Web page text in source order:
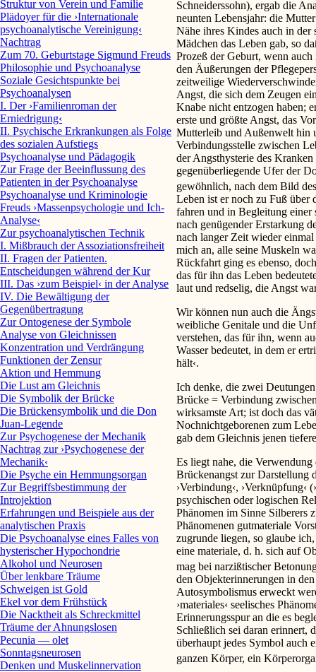
Schneiderssohn), ergab die
neunten Lebensjahr: die
Nähe ihres Kindes auch in der
Mädchen das Leben gab, so
Prozeß der Geburt, wenn
den Äußerungen der
zeitweilige
Angst, die sich dem Zeugen
Knabe nicht entzogen haben;
erste und größte Angst, das
Mutterleib und Außenwelt hin
Verbindungsstelle zwischen
der Angsthysterie des
gegenüberliegende Ufer der
gewöhnlich, nach dem Bild
Leben ist er noch zu Fuß über
fahren und in Begleitung
nach genügender Erstarkung
nach langer Zeit wieder
mich an, alle seine Muskeln
Rückfahrt ging es ebenso,
das für ihn das Leben
laut und redselig, die Angst
Wir können nun auch die
weibliche Genitale und die
verstehen, das für ihn, wenn
Wasser bedeutet, in dem er
hält‹.
Ich denke, die zwei
Brücke = Verbindung
wirksamste Art; ist doch das
Nochnichtgeborenen zum
gab dem Gleichnis jenen
Es liegt nahe, die
Brückenangst zur Darstellung
›Verbindung‹, ›Verknüpfung‹
psychischen oder logischen
Phänomen im Sinne Silberers
Phänomenen gutmateriale
zugrunde liegen, so glaube
eine materiale, d. h. sich auf
mag bei narzißtischer
den Objekterinnerungen in
Autosymbolismus erweckt
›materiales‹ seelisches
Erinnerungsspur an die es
Schließlich sei daran erinnert,
überhaupt jedes Symbol auch
ganzen Körper, ein
Struktur von Verein und Familie
Plädoyer für die ›Internationale
psychoanalytische Vereinigung‹
Nachtrag
Zum 70. Geburtstage Sigmund Freuds
Philosophie und Psychoanalyse
Soziale Gesichtspunkte bei
Psychoanalysen
I. Der ›Familienroman der
Erniedrigung‹
II. Psychische Erkrankungen als Folge
des sozialen Aufstiegs
Psychoanalyse und Pädagogik
Zur Frage der Beeinflussung des
Patienten in der Psychoanalyse
Psychoanalyse und Kriminologie
Freuds ›Massenpsychologie und Ich-
Analyse‹
Zur psychoanalytischen Technik
I. Mißbrauch der Assoziationsfreiheit
II. Fragen der Patienten.
Entscheidungen während der Kur
III. Das ›zum Beispiel‹ in der Analyse
IV. Die Bewältigung der
Gegenübertragung
Zur Ontogenese der Symbole
Analyse von Gleichnissen
Konzentration und Verdrängung
Funktionen der Zensur
Aktion und Hemmung
Die Lust am Gleichnis
Die Symbolik der Brücke
Die Brückensymbolik und die Don
Juan-Legende
Zur Psychogenese der Mechanik
Nachtrag zur ›Psychogenese der
Mechanik‹
Die Psyche ein Hemmungsorgan
Zur Begriffsbestimmung der
Introjektion
Erfahrungen und Beispiele aus der
analytischen Praxis
Die Psychoanalyse eines Falles von
hysterischer Hypochondrie
Alkohol und Neurosen
Über lenkbare Träume
Schweigen ist Gold
Ekel vor dem Frühstück
Die Nacktheit als Schreckmittel
Träume der Ahnungslosen
Pecunia — olet
Sonntagsneurosen
Denken und Muskelinnervation